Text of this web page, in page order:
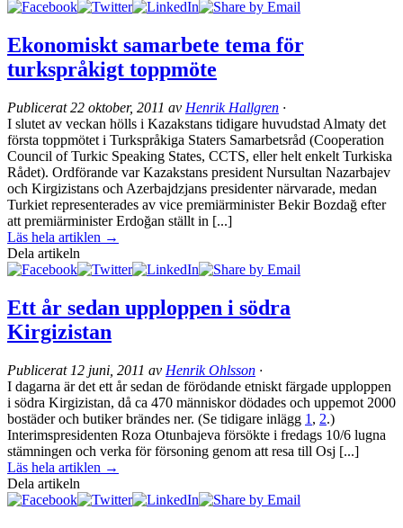
Ekonomiskt samarbete tema för
turkspråkigt toppmöte
Publicerat22 oktober, 2011 av Henrik Hallgren ·
I slutet av veckan hölls i Kazakstans tidigare huvudstad Almaty det
första toppmötet i Turkspråkiga Staters Samarbetsråd (Cooperation
Council of Turkic Speaking States, CCTS, eller helt enkelt Turkiska
Rådet). Ordförande var Kazakstans president Nursultan Nazarbajev
och Kirgizistans och Azerbajdzjans presidenter närvarade, medan
Turkiet representerades av vice premiärminister Bekir Bozdağ efter
att premiärminister Erdoğan ställt in [...]
Läs hela artiklen →
Dela artikeln
Ett år sedan upploppen i södra
Kirgizistan
Publicerat 12 juni, 2011 av Henrik Ohlsson ·
I dagarna är det ett år sedan de förödande etniskt färgade upploppen
i södra Kirgizistan, då ca 470 människor dödades och uppemot 2000
bostäder och butiker brändes ner. (Se tidigare inlägg 1 , 2.)
Interimspresidenten Roza Otunbajeva försökte i fredags 10/6 lugna
stämningen och verka för försoning genom att resa till Osj [...]
Läs hela artiklen →
Dela artikeln